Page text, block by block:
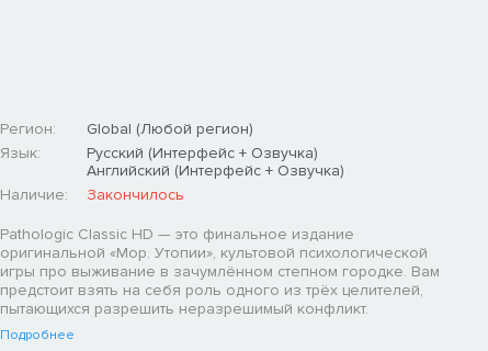
Регион:
Global (Любой регион)
Язык:
Русский (Интерфейс + Озвучка)
Английский (Интерфейс + Озвучка)
Наличие:
Закончилось
Pathologic Classic HD — это финальное издание
оригинальной «Мор. Утопии», культовой психологической
игры про выживание в зачумлённом степном городке. Вам
предстоит взять на себя роль одного из трёх целителей,
пытающихся разрешить неразрешимый конфликт.
Подробнее